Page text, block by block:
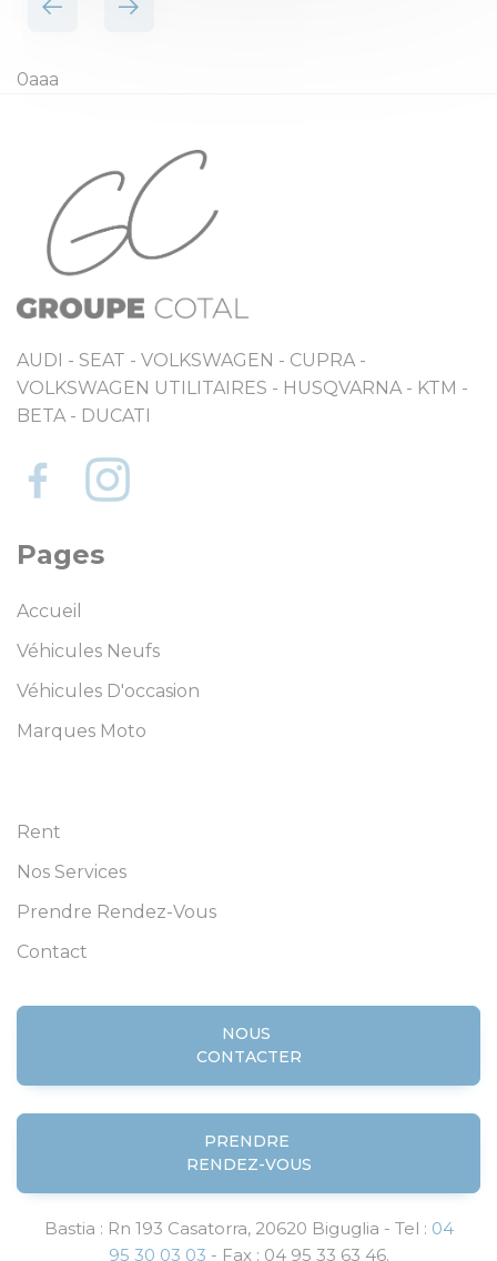
0aaa
AUDI - SEAT - VOLKSWAGEN - CUPRA -
VOLKSWAGEN UTILITAIRES - HUSQVARNA - KTM -
BETA - DUCATI
Pages
Accueil
Véhicules Neufs
Véhicules D'occasion
Marques Moto
Rent
Nos Services
Prendre Rendez-Vous
Contact
NOUS
CONTACTER
PRENDRE
RENDEZ-VOUS
Bastia : Rn 193 Casatorra, 20620 Biguglia - Tel : 04
95 30 03 03 - Fax : 04 95 33 63 46.